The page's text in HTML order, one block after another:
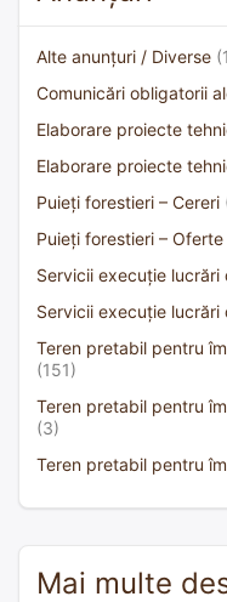
Alte anunțuri / Diverse
Comunicări obligatorii
Elaborare proiecte
Elaborare proiecte
Puieți forestieri – Cereri
Puieți forestieri – Oferte
Servicii execuție lucrări
Servicii execuție
Teren pretabil pentru
(151)
Teren pretabil pentru
(3)
Teren pretabil pentru
Mai multe